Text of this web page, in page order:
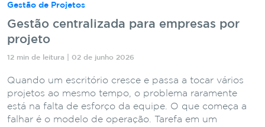
Gestão de Projetos
Gestão centralizada para empresas por
projeto
12 min de leitura | 02 de junho 2026
Quando um escritório cresce e passa a tocar vários
projetos ao mesmo tempo, o problema raramente
está na falta de esforço da equipe. O que começa a
falhar é o modelo de operação. Tarefa em um